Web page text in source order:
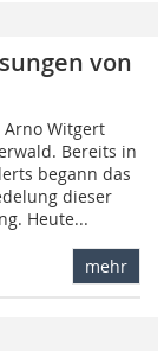
von
Witgert
Bereits in
begann das
dieser
Heute...
mehr